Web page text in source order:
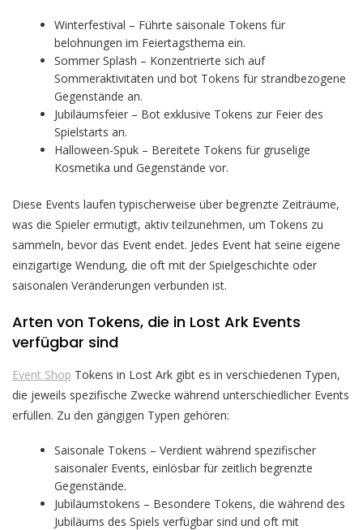
Winterfestival – Führte saisonale Tokens für
belohnungen im Feiertagsthema ein.
Sommer Splash – Konzentrierte sich auf
Sommeraktivitäten und bot Tokens für strandbezogene
Gegenstände an.
Jubiläumsfeier – Bot exklusive Tokens zur Feier des
Spielstarts an.
Halloween-Spuk – Bereitete Tokens für gruselige
Kosmetika und Gegenstände vor.
Diese Events laufen typischerweise über begrenzte Zeiträume,
was die Spieler ermutigt, aktiv teilzunehmen, um Tokens zu
sammeln, bevor das Event endet. Jedes Event hat seine eigene
einzigartige Wendung, die oft mit der Spielgeschichte oder
saisonalen Veränderungen verbunden ist.
Arten von Tokens, die in Lost Ark Events
verfügbar sind
Event Shop Tokens in Lost Ark gibt es in verschiedenen Typen,
die jeweils spezifische Zwecke während unterschiedlicher Events
erfüllen. Zu den gängigen Typen gehören:
Saisonale Tokens – Verdient während spezifischer
saisonaler Events, einlösbar für zeitlich begrenzte
Gegenstände.
Jubiläumstokens – Besondere Tokens, die während des
Jubiläums des Spiels verfügbar sind und oft mit